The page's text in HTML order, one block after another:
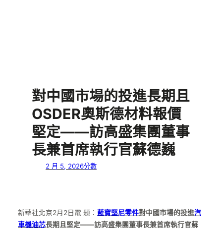
對中國市場的投進長期且
OSDER奧斯德材料報價
堅定——訪高盛集團董事
長兼首席執行官蘇德巍
2 月 5, 2026分數
新華社北京2月2日電 題： 藍寶堅尼零件對中國市場的投進汽
車機油芯長期且堅定——訪高盛集團董事長兼首席執行官蘇